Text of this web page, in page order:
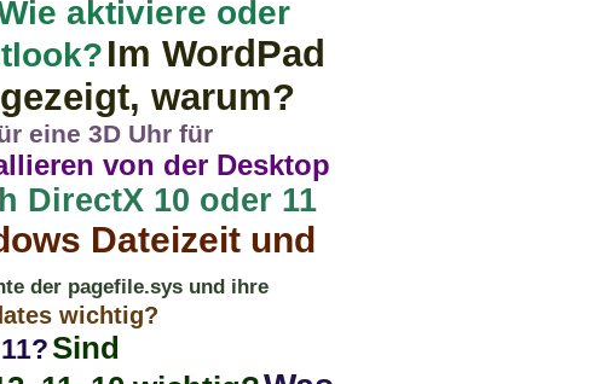
aktiviere oder
Im WordPad
warum?
eine 3D Uhr für
von der Desktop
DirectX 10 oder 11
Dateizeit und
der pagefile.sys und ihre
wichtig?
Sind